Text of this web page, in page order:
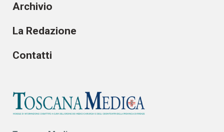
Archivio
La Redazione
Contatti